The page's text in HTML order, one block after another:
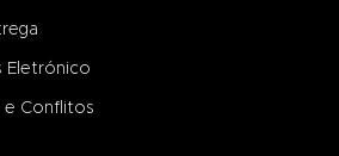
Eletrónico
e Conflitos